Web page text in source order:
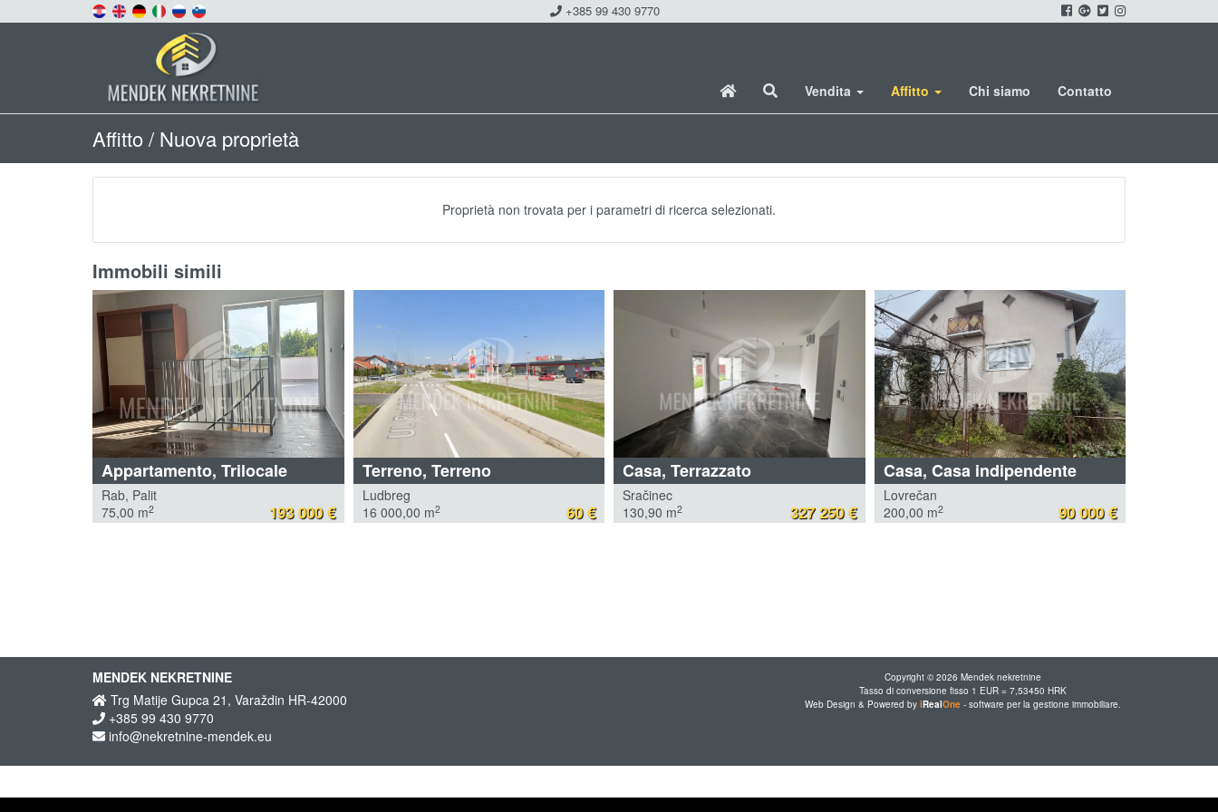
+385 99 430 9770
Vendita Affitto Chi siamo Contatto
Affitto / Nuova proprietà
Proprietà non trovata per i parametri di ricerca selezionati.
Immobili simili
Appartamento, Trilocale
Rab, Palit
75,00 m2 193 000 €
Terreno, Terreno
Ludbreg
16 000,00 m2 60 €
Casa, Terrazzato
Sračinec
130,90 m2 327 250 €
Casa, Casa indipendente
Lovrečan
200,00 m2 90 000 €
MENDEK NEKRETNINE
Trg Matije Gupca 21, Varaždin HR-42000
+385 99 430 9770
info@nekretnine-mendek.eu
Copyright © 2026 Mendek nekretnine
Tasso di conversione fisso 1 EUR = 7,53450 HRK
Web Design & Powered by iRealOne- software per la gestione immobiliare.